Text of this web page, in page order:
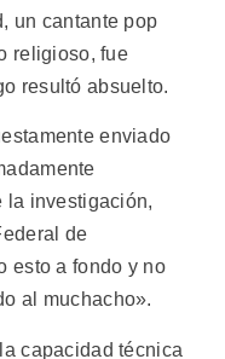
un cantante pop
religioso, fue
resultó absuelto.
enviado
la investigación,
de
esto a fondo y no
al muchacho».
capacidad técnica